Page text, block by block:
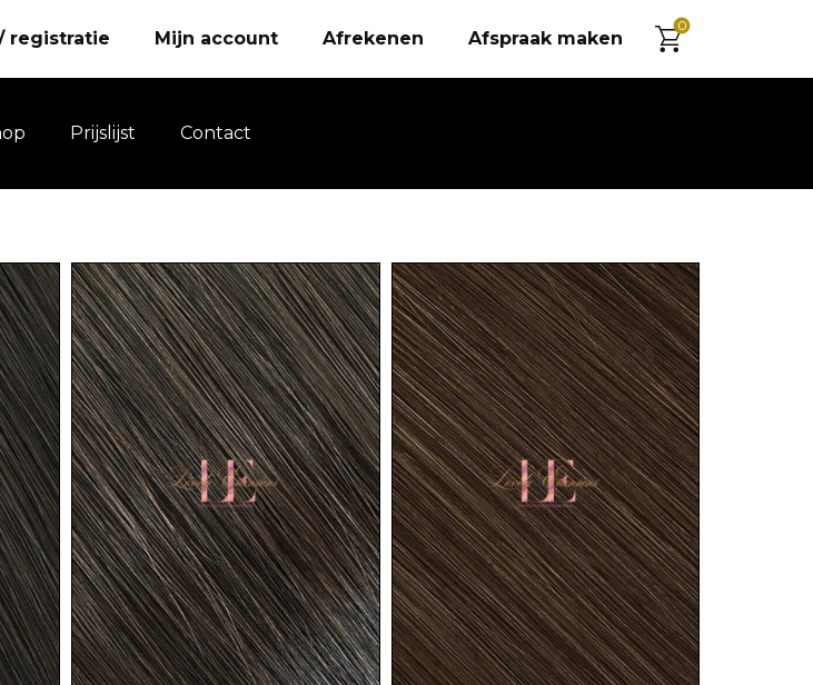
registratie Mijn account Afrekenen Afspraak maken
0
Prijslijst Contact